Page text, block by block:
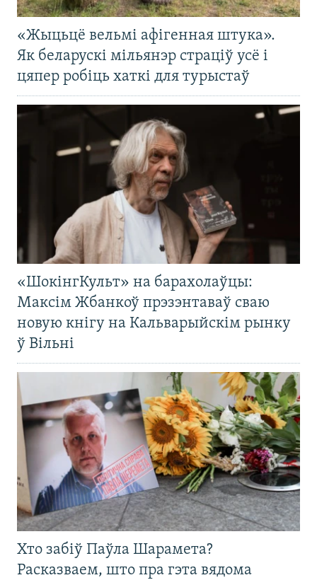
«Жыцьцё вельмі афігенная штука».
Як беларускі мільянэр страціў усё і
цяпер робіць хаткі для турыстаў
«ШокінгКульт» на барахолаўцы:
Максім Жбанкоў прэзэнтаваў сваю
новую кнігу на Кальварыйскім рынку
ў Вільні
Хто забіў Паўла Шарамета?
Расказваем, што пра гэта вядома